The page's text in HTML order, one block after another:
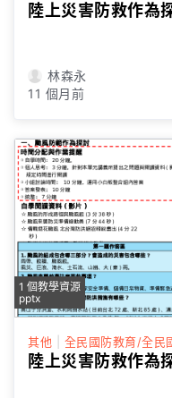
陸上災害防救作為
林森永
11 個月前
1 個教學資源
pptx
其他 全民國防教育/全民
陸上災害防救作為